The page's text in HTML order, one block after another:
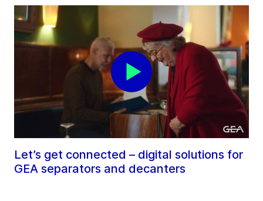
Let’s get connected – digital solutions for
GEA separators and decanters